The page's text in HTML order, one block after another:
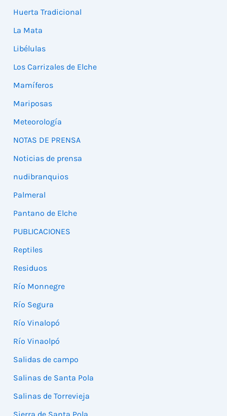
Huerta Tradicional
La Mata
Libélulas
Los Carrizales de Elche
Mamíferos
Mariposas
Meteorología
NOTAS DE PRENSA
Noticias de prensa
nudibranquios
Palmeral
Pantano de Elche
PUBLICACIONES
Reptiles
Residuos
Río Monnegre
Río Segura
Río Vinalopó
Río Vinaolpó
Salidas de campo
Salinas de Santa Pola
Salinas de Torrevieja
Sierra de Santa Pola